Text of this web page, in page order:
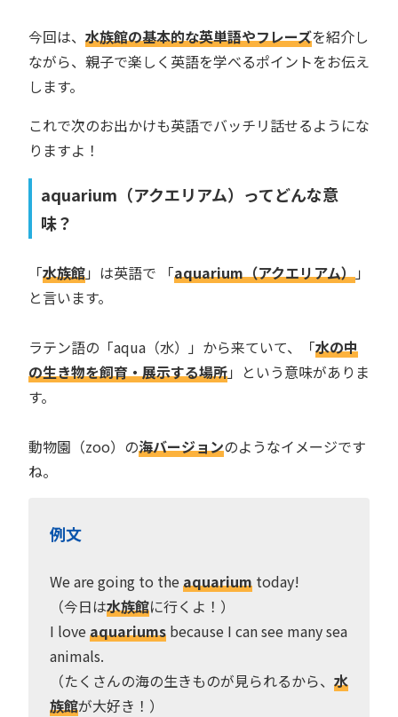
今回は、 水族館の基本的な英単語やフレーズを紹介し
ながら、親子で楽しく英語を学べるポイントをお伝え
します。
これで次のお出かけも英語でバッチリ話せるようにな
りますよ！
aquarium（アクエリアム）ってどんな意
味？
「水族館」は英語で 「aquarium（アクエリアム）」
と言います。
ラテン語の「aqua（水）」から来ていて、「水の中
の生き物を飼育・展示する場所」という意味がありま
す。
動物園（zoo）の海バージョンのようなイメージです
ね。
例文
We are going to theaquarium today!
（今日は水族館に行くよ！）
I loveaquariums because I can see many sea
animals.
（たくさんの海の生きものが見られるから、 水
族館が大好き！）